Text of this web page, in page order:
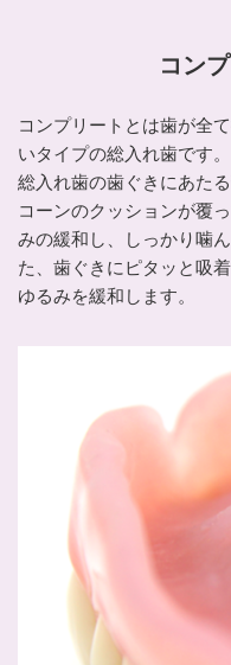
コン
コンプリートとは歯が全
いタイプの総入れ歯です。
総入れ歯の歯ぐきにあた
コーンのクッションが覆
みの緩和し、しっかり噛
た、歯ぐきにピタッと吸
ゆるみを緩和します。